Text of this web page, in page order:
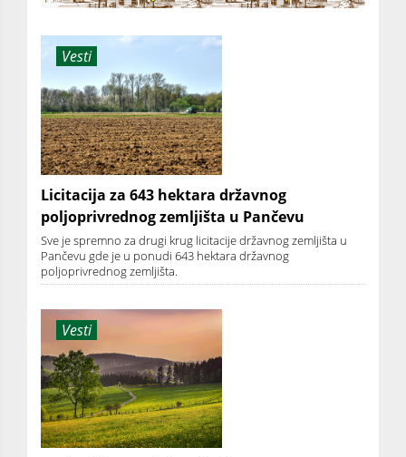
Vesti
Licitacija za 643 hektara državnog
poljoprivrednog zemljišta u Pančevu
Sve je spremno za drugi krug licitacije državnog zemljišta u
Pančevu gde je u ponudi 643 hektara državnog
poljoprivrednog zemljišta.
Vesti